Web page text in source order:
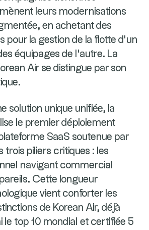
leurs modernisations
en achetant des
pour la gestion de la flotte d'un
équipages de l'autre. La
Air se distingue par son
solution unique unifiée, la
le premier déploiement
SaaS soutenue par
trois piliers critiques : les
navigant commercial
Cette longueur
vient conforter les
de Korean Air, déjà
le top 10 mondial et certifiée 5